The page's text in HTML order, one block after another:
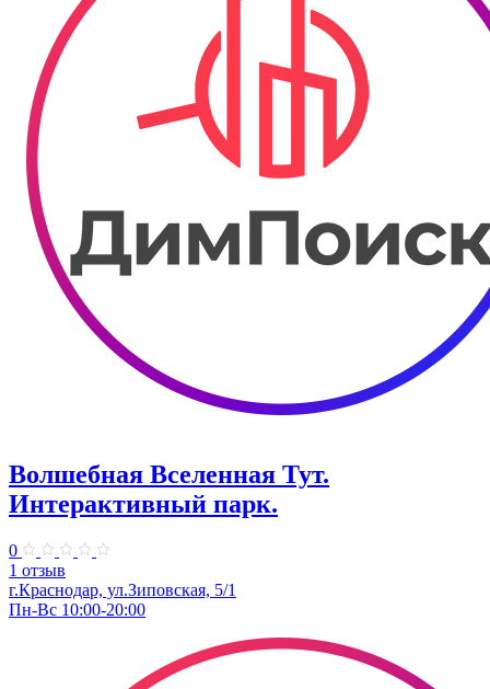
Волшебная Вселенная Тут.
Интерактивный парк.
0
1 отзыв
г.Краснодар, ул.Зиповская, 5/1
Пн-Вс 10:00-20:00